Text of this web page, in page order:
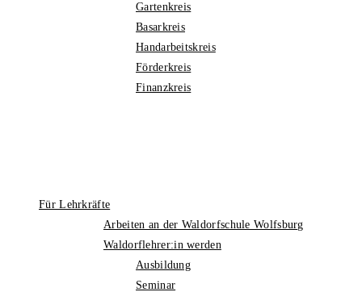
Gartenkreis
Basarkreis
Handarbeitskreis
Förderkreis
Finanzkreis
Für Lehrkräfte
Arbeiten an der Waldorfschule Wolfsburg
Waldorflehrer:in werden
Ausbildung
Seminar